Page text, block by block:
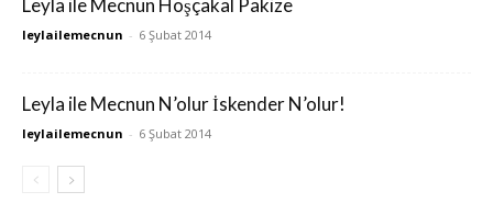
Leyla ile Mecnun Hoşçakal Pakize
leylailemecnun - 6 Şubat 2014
Leyla ile Mecnun N’olur İskender N’olur!
leylailemecnun - 6 Şubat 2014